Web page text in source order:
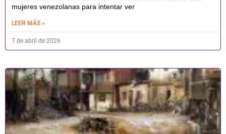
mujeres venezolanas para intentar ver
LEER MÁS »
7 de abril de 2026